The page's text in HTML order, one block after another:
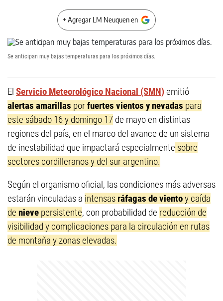
+ Agregar LM Neuquen en
Se anticipan muy bajas temperaturas para los próximos días.
El Servicio Meteorológico Nacional (SMN)emitió
alertas amarillas porfuertes vientos y nevadas para
este sábado 16 y domingo 17 de mayo en distintas
regiones del país, en el marco del avance de un sistema
de inestabilidad que impactará especialmente sobre
sectores cordilleranos y del sur argentino.
Según el organismo oficial, las condiciones más adversas
estarán vinculadas a intensas ráfagas de vientoy caída
de nieve persistente, con probabilidad de reducción de
visibilidad y complicaciones para la circulación en rutas
de montaña y zonas elevadas.